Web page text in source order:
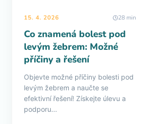
15. 4. 2026 28 min
Co znamená bolest pod
levým žebrem: Možné
příčiny a řešení
Objevte možné příčiny bolesti pod
levým žebrem a naučte se
efektivní řešení! Získejte úlevu a
podporu...